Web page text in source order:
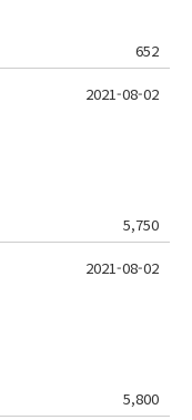
652
5,750
2021-08-02
5,800
2021-08-02